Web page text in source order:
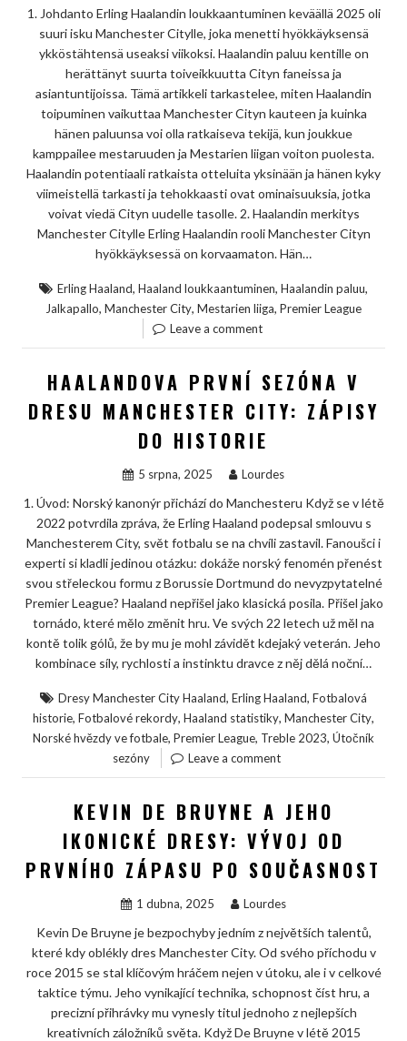
1. Johdanto Erling Haalandin loukkaantuminen keväällä 2025 oli
suuri isku Manchester Citylle, joka menetti hyökkäyksensä
ykköstähtensä useaksi viikoksi. Haalandin paluu kentille on
herättänyt suurta toiveikkuutta Cityn faneissa ja
asiantuntijoissa. Tämä artikkeli tarkastelee, miten Haalandin
toipuminen vaikuttaa Manchester Cityn kauteen ja kuinka
hänen paluunsa voi olla ratkaiseva tekijä, kun joukkue
kamppailee mestaruuden ja Mestarien liigan voiton puolesta.
Haalandin potentiaali ratkaista otteluita yksinään ja hänen kyky
viimeistellä tarkasti ja tehokkaasti ovat ominaisuuksia, jotka
voivat viedä Cityn uudelle tasolle. 2. Haalandin merkitys
Manchester Citylle Erling Haalandin rooli Manchester Cityn
hyökkäyksessä on korvaamaton. Hän…
Erling Haaland, Haaland loukkaantuminen, Haalandin paluu,
Jalkapallo, Manchester City, Mestarien liiga, Premier League
Leave a comment
HAALANDOVA PRVNÍ SEZÓNA V
DRESU MANCHESTER CITY: ZÁPISY
DO HISTORIE
5 srpna, 2025 Lourdes
1. Úvod: Norský kanonýr přichází do Manchesteru Když se v létě
2022 potvrdila zpráva, že Erling Haaland podepsal smlouvu s
Manchesterem City, svět fotbalu se na chvíli zastavil. Fanoušci i
experti si kladli jedinou otázku: dokáže norský fenomén přenést
svou střeleckou formu z Borussie Dortmund do nevyzpytatelné
Premier League? Haaland nepřišel jako klasická posila. Přišel jako
tornádo, které mělo změnit hru. Ve svých 22 letech už měl na
kontě tolik gólů, že by mu je mohl závidět kdejaký veterán. Jeho
kombinace síly, rychlosti a instinktu dravce z něj dělá noční…
Dresy Manchester City Haaland, Erling Haaland, Fotbalová
historie, Fotbalové rekordy, Haaland statistiky, Manchester City,
Norské hvězdy ve fotbale, Premier League, Treble 2023, Útočník
sezóny
Leave a comment
KEVIN DE BRUYNE A JEHO
IKONICKÉ DRESY: VÝVOJ OD
PRVNÍHO ZÁPASU PO SOUČASNOST
1 dubna, 2025 Lourdes
Kevin De Bruyne je bezpochyby jedním z největších talentů,
které kdy oblékly dres Manchester City. Od svého příchodu v
roce 2015 se stal klíčovým hráčem nejen v útoku, ale i v celkové
taktice týmu. Jeho vynikající technika, schopnost číst hru, a
precizní přihrávky mu vynesly titul jednoho z nejlepších
kreativních záložníků světa. Když De Bruyne v létě 2015